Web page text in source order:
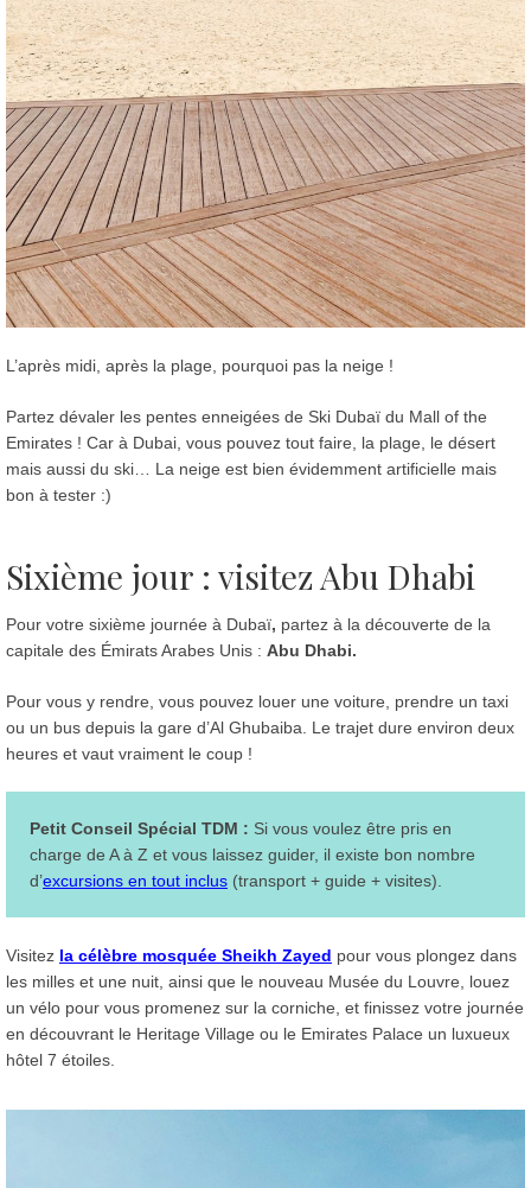
L’après midi, après la plage, pourquoi pas la neige !
Partez dévaler les pentes enneigées de Ski Dubaï du Mall of the
Emirates ! Car à Dubai, vous pouvez tout faire, la plage, le désert
mais aussi du ski… La neige est bien évidemment artificielle mais
bon à tester :)
Sixième jour : visitez Abu Dhabi
Pour votre sixième journée à Dubaï, partez à la découverte de la
capitale des Émirats Arabes Unis : Abu Dhabi.
Pour vous y rendre, vous pouvez louer une voiture, prendre un taxi
ou un bus depuis la gare d’Al Ghubaiba. Le trajet dure environ deux
heures et vaut vraiment le coup !
Petit Conseil Spécial TDM : Si vous voulez être pris en
charge de A à Z et vous laissez guider, il existe bon nombre
d’excursions en tout inclus (transport + guide + visites).
Visitez la célèbre mosquée Sheikh Zayed pour vous plongez dans
les milles et une nuit, ainsi que le nouveau Musée du Louvre, louez
un vélo pour vous promenez sur la corniche, et finissez votre journée
en découvrant le Heritage Village ou le Emirates Palace un luxueux
hôtel 7 étoiles.